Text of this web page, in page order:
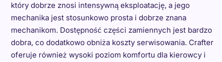
który dobrze znosi intensywną eksploatację, a jego
mechanika jest stosunkowo prosta i dobrze znana
mechanikom. Dostępność części zamiennych jest bardzo
dobra, co dodatkowo obniża koszty serwisowania. Crafter
oferuje również wysoki poziom komfortu dla kierowcy i